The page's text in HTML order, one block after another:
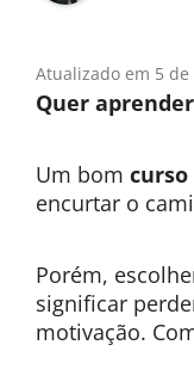
Atualizado em 5 de
Quer
Um bom
encurtar o
Porém,
significar
motivação.